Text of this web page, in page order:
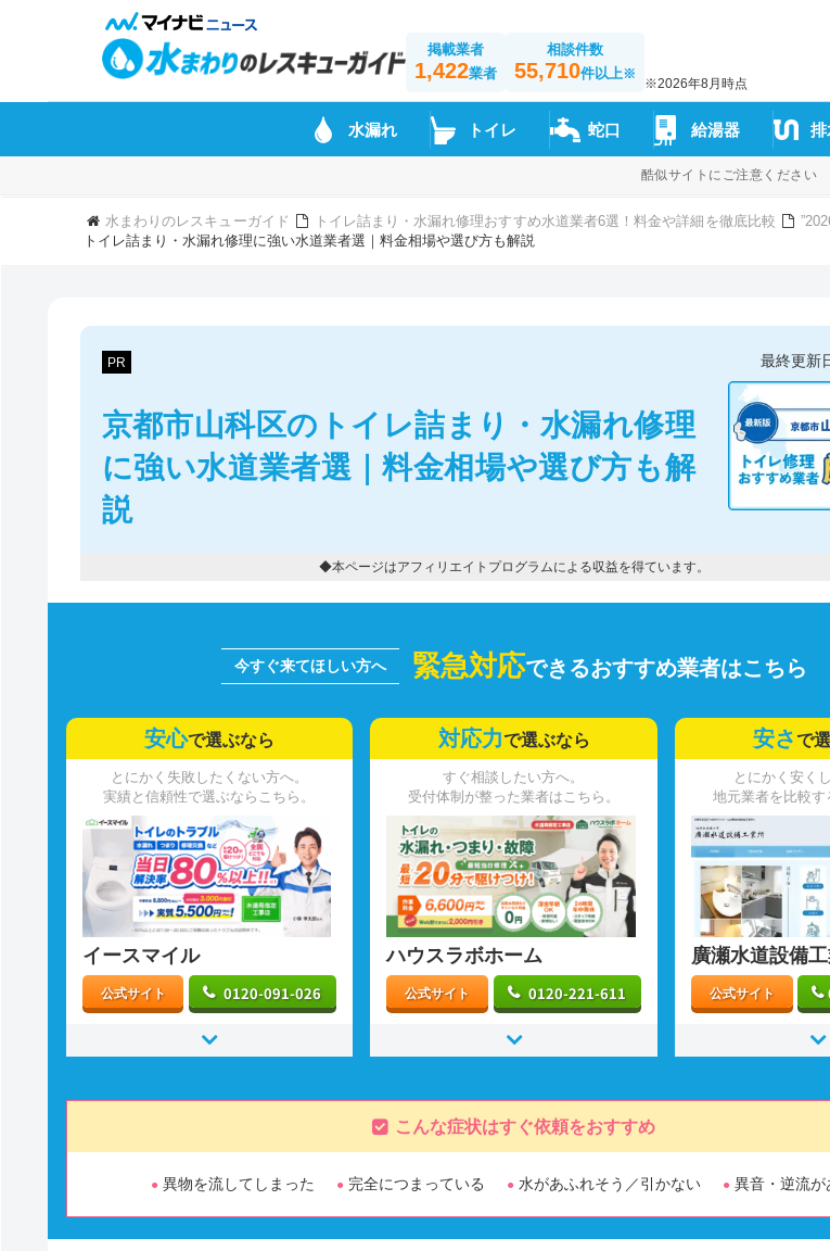
掲載業者
1,422業者
相談件数
55,710件以上※
※2026年8月時点
水漏れ トイレ 蛇口 給湯器 排
酷似サイトにご注意ください
水まわりのレスキューガイド トイレ詰まり・水漏れ修理おすすめ水道業者6選！料金や詳細を徹底比較
トイレ詰まり・水漏れ修理に強い水道業者選｜料金相場や選び方も解説
PR
京都市山科区のトイレ詰まり・水漏れ修理
に強い水道業者選｜料金相場や選び方も解
説
最終更新
◆本ページはアフィリエイトプログラムによる収益を得ています。
緊急対応できるおすすめ業者はこちら
安心で選ぶなら
とにかく失敗したくない方へ。
実績と信頼性で選ぶならこちら。
イースマイル
公式サイト 0120-091-026
対応力で選ぶなら
すぐ相談したい方へ。
受付体制が整った業者はこちら。
ハウスラボホーム
公式サイト 0120-221-611
安さで
とにかく安く
地元業者を比較す
廣瀬水道設備
公式サイト
こんな症状はすぐ依頼をおすすめ
異物を流してしまった 完全につまっている 水があふれそう／引かない 異音・逆流が